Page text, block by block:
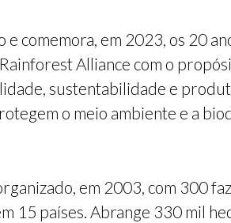
comemora, em 2023, os 20
Alliance com o
sustentabilidade e
o meio ambiente e a
em 2003, com 300
15 países. Abrange 330 mil